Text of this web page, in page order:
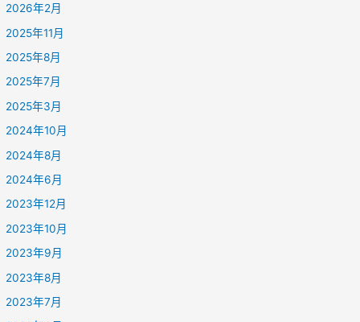
2026年2月
2025年11月
2025年8月
2025年7月
2025年3月
2024年10月
2024年8月
2024年6月
2023年12月
2023年10月
2023年9月
2023年8月
2023年7月